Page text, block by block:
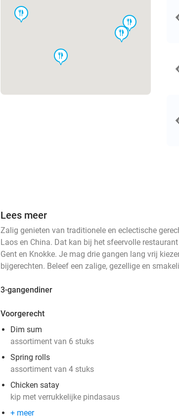
food
food
food
food
Lees meer
Zalig genieten van traditionele en eclectische
Laos en China. Dat kan bij het sfeervolle
Gent en Knokke. Je mag drie gangen lang vrij
bijgerechten. Beleef een zalige, gezellige en
3-gangendiner
Voorgerecht
Dim sum
assortiment van 6 stuks
Spring rolls
assortiment van 4 stuks
Chicken satay
kip met verrukkelijke pindasaus
+ meer